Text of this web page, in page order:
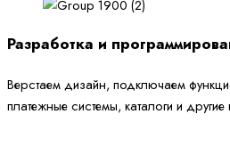
Разработка и
Верстаем дизайн, подключаем
платежные системы, каталоги и